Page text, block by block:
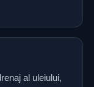
al uleiului,